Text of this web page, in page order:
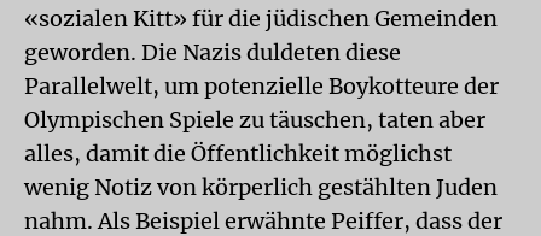
«sozialen Kitt» für die jüdischen Gemeinden
geworden. Die Nazis duldeten diese
Parallelwelt, um potenzielle Boykotteure der
Olympischen Spiele zu täuschen, taten aber
alles, damit die Öffentlichkeit möglichst
wenig Notiz von körperlich gestählten Juden
nahm. Als Beispiel erwähnte Peiffer, dass der